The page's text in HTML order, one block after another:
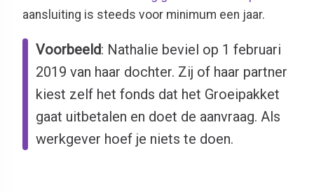
aansluiting is steeds voor minimum een jaar.
Voorbeeld: Nathalie beviel op 1 februari
2019 van haar dochter. Zij of haar partner
kiest zelf het fonds dat het Groeipakket
gaat uitbetalen en doet de aanvraag. Als
werkgever hoef je niets te doen.